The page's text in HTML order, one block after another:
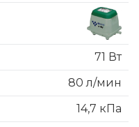
71 Вт
80 л/мин
14,7 кПа